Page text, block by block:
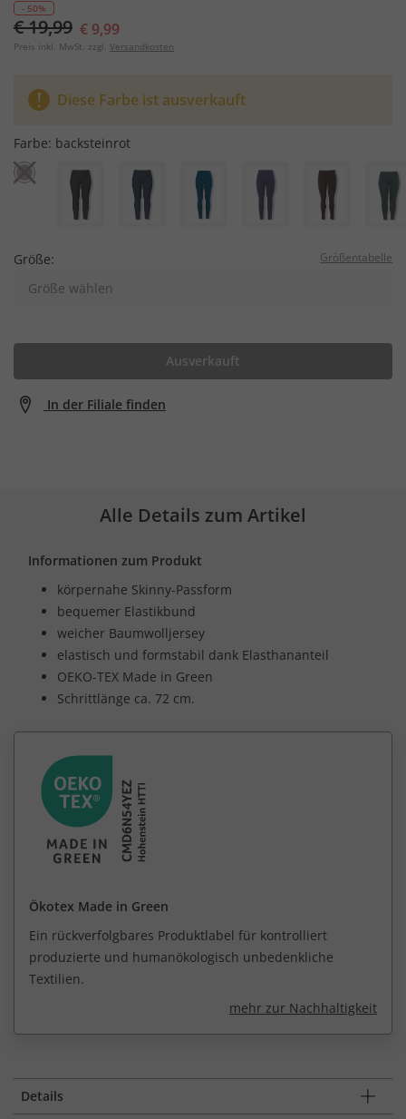
- 50%
€ 19,99 € 9,99
Preis inkl. MwSt. zzgl. Versandkosten
Diese Farbe ist ausverkauft
Farbe: backsteinrot
Größe: Größentabelle
Größe wählen
Ausverkauft
In der Filiale finden
Alle Details zum Artikel
Informationen zum Produkt
körpernahe Skinny-Passform
bequemer Elastikbund
weicher Baumwolljersey
elastisch und formstabil dank Elasthananteil
OEKO-TEX Made in Green
Schrittlänge ca. 72 cm.
Ökotex Made in Green
Ein rückverfolgbares Produktlabel für kontrolliert
produzierte und humanökologisch unbedenkliche
Textilien.
mehr zur Nachhaltigkeit
Details